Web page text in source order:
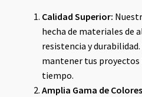
Calidad Superior:
hecha de materiales de
resistencia y
mantener tus
tiempo.
Amplia Gama de